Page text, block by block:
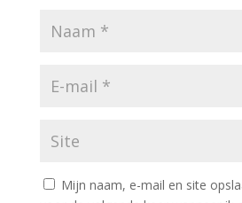
Mijn naam, e-mail en site